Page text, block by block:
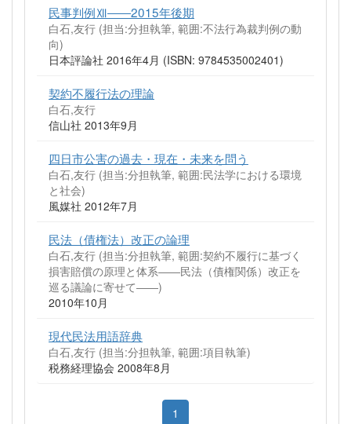
民事判例Ⅻ――2015年後期
白石,友行 (担当:分担執筆, 範囲:不法行為裁判例の動
向)
日本評論社 2016年4月 (ISBN: 9784535002401)
契約不履行法の理論
白石,友行
信山社 2013年9月
四日市公害の過去・現在・未来を問う
白石,友行 (担当:分担執筆, 範囲:民法学における環境
と社会)
風媒社 2012年7月
民法（債権法）改正の論理
白石,友行 (担当:分担執筆, 範囲:契約不履行に基づく
損害賠償の原理と体系――民法（債権関係）改正を
巡る議論に寄せて――)
2010年10月
現代民法用語辞典
白石,友行 (担当:分担執筆, 範囲:項目執筆)
税務経理協会 2008年8月
1